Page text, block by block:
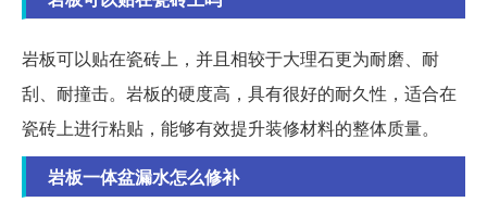
岩板可以贴在瓷砖上，并且相较于大理石更为耐磨、耐
刮、耐撞击。岩板的硬度高，具有很好的耐久性，适合在
瓷砖上进行粘贴，能够有效提升装修材料的整体质量。
岩板一体盆漏水怎么修补